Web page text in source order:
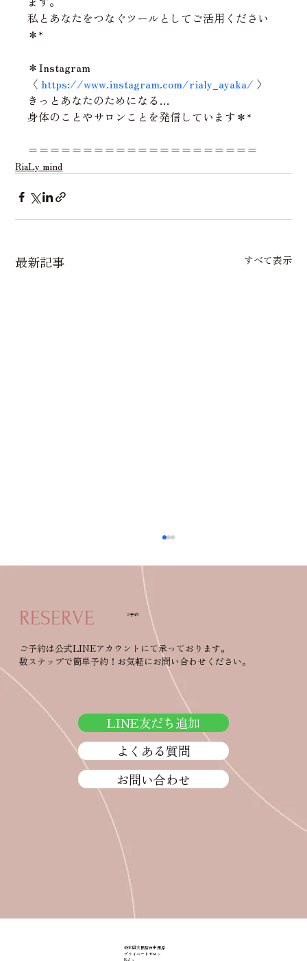
私とあなたをつなぐツールとしてご活用ください
＊*
＊Instagram
〈 https://www.instagram.com/rialy_ayaka/ 〉
きっとあなたのためになる…
身体のことやサロンことを発信しています＊*
=====================
RiaLy mind
最新記事 すべて表示
残念なバスト習慣。育乳を始める前に知
っておきたいこと
RESERVE
ご予約は公式LINEアカウントにて承っております。
数ステップで簡単予約！お気軽にお問い合わせください。
ご予約
LINE友だち追加
よくある質問
お問い合わせ
栃木県大田原市中田原
プライベートサロン